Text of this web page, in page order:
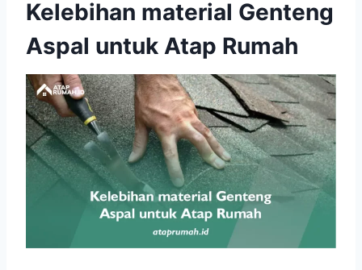
Kelebihan material Genteng
Aspal untuk Atap Rumah